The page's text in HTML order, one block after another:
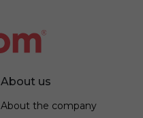
About us
About the company